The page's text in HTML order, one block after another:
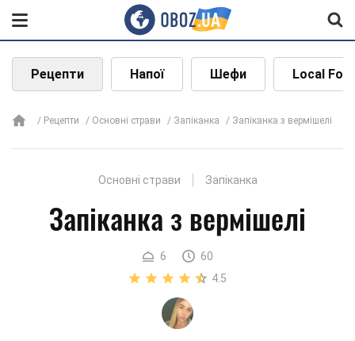
Рецепти Напої Шефи Local
Рецепти Основні страви Запіканка Запіканка з вермішелі
Основні страви Запіканка
Запіканка з вермішелі
6
60
4.5